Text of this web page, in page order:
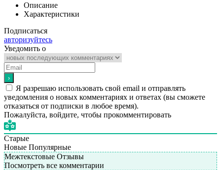
Описание
Характеристики
Подписаться
авторизуйтесь
Уведомить о
Я разрешаю использовать свой email и отправлять
уведомления о новых комментариях и ответах (вы cможете
отказаться от подписки в любое время).
Пожалуйста, войдите, чтобы прокомментировать
Старые
Новые Популярные
Межтекстовые Отзывы
Посмотреть все комментарии